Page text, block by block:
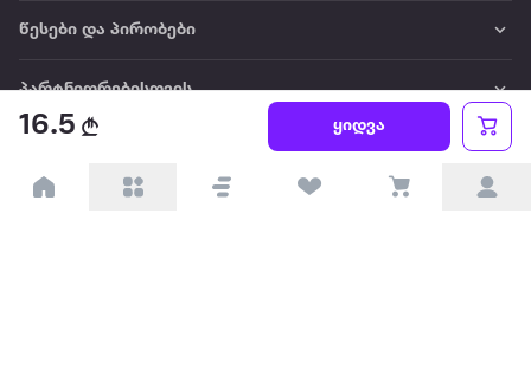
16.5 ყიდვა
წესები და პირობები
პარტნიორებისთვის